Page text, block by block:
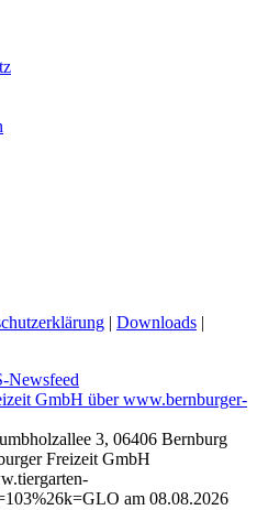
| Downloads |
3, 06406 Bernburg
Freizeit GmbH
am 08.08.2026